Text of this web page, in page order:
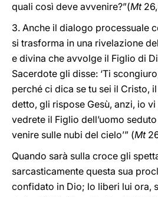
quali così deve avvenire?”(Mt
3. Anche il dialogo processuale
si trasforma in una rivelazione
e divina che avvolge il Figlio di
Sacerdote gli disse: ‘Ti
perché ci dica se tu sei il Cristo, il
detto, gli rispose Gesù, anzi, io vi
vedrete il Figlio dell’uomo
venire sulle nubi del cielo’” (Mt
Quando sarà sulla croce gli
sarcasticamente questa sua
confidato in Dio; lo liberi lui ora,